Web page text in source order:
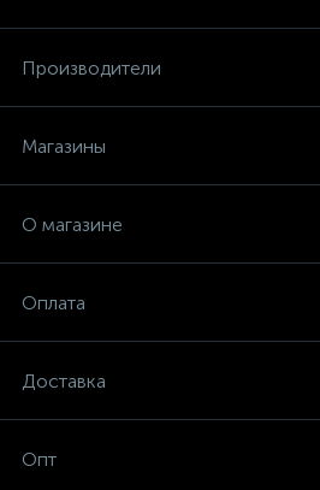
Производители
Магазины
О магазине
Оплата
Доставка
Опт